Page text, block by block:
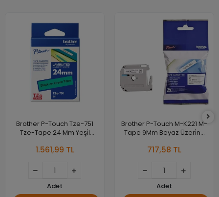
Brother P-Touch Tze-751
Tze-Tape 24 Mm Yeşi̇l
Eti̇ket
1.561,99 TL
Adet
Brother P-Touch M-K221 M-
Tape 9Mm Beyaz Üzeri̇ne
717,58 TL
Adet